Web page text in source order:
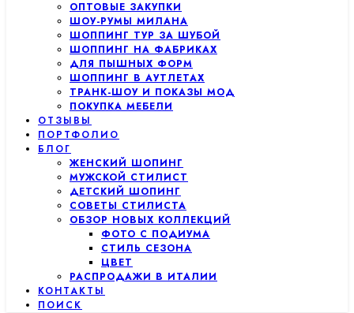
ОПТОВЫЕ ЗАКУПКИ
ШОУ-РУМЫ МИЛАНА
ШОППИНГ ТУР ЗА ШУБОЙ
ШОППИНГ НА ФАБРИКАХ
ДЛЯ ПЫШНЫХ ФОРМ
ШОППИНГ В АУТЛЕТАХ
ТРАНК-ШОУ И ПОКАЗЫ МОД
ПОКУПКА МЕБЕЛИ
ОТЗЫВЫ
ПОРТФОЛИО
БЛОГ
ЖЕНСКИЙ ШОПИНГ
МУЖСКОЙ СТИЛИСТ
ДЕТСКИЙ ШОПИНГ
СОВЕТЫ СТИЛИСТА
ОБЗОР НОВЫХ КОЛЛЕКЦИЙ
ФОТО С ПОДИУМА
СТИЛЬ СЕЗОНА
ЦВЕТ
РАСПРОДАЖИ В ИТАЛИИ
КОНТАКТЫ
ПОИСК